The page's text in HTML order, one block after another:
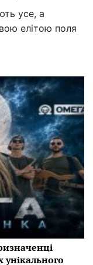
усе, а
елітою поля
унікального